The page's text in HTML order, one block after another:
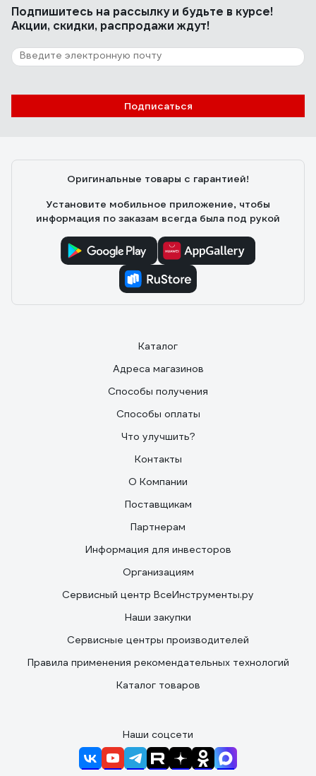
251 отзыв
Отзыв о люстре RITTER ROLO с ДУ 52Вт,
52360 4
Александр Ю.
10.11.2021
Подпишитесь на рассылкуи будьте в курсе!
Акции, скидки, распродажи ждут!
Подписаться
Оригинальные товары с гарантией!
Установите мобильное приложение, чтобы
информация по заказам всегда была под рукой
Каталог
Адреса магазинов
Способы получения
Способы оплаты
Что улучшить?
Контакты
О Компании
Поставщикам
Партнерам
Информация для инвесторов
Организациям
Сервисный центр ВсеИнструменты.ру
Наши закупки
Сервисные центры производителей
Правила применения рекомендательных технологий
Каталог товаров
Наши соцсети